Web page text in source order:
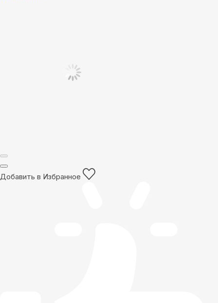
Добавить в Избранное